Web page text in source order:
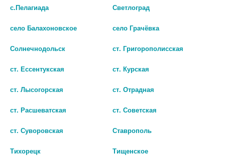
192
В КОРЗИНУ В КОРЗИНУ
с.Пелагиада Светлоград
село Балахоновское село Грачёвка
Солнечнодольск ст. Григорополисская
ст. Ессентукская ст. Курская
ст. Лысогорская ст. Отрадная
ст. Расшеватская ст. Советская
ст. Суворовская Ставрополь
Тихорецк Тищенское